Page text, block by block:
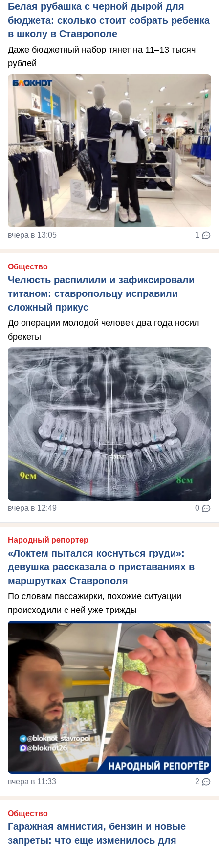
Белая рубашка с черной дырой для
бюджета: сколько стоит собрать ребенка
в школу в Ставрополе
Даже бюджетный набор тянет на 11–13 тысяч
рублей
вчера в 13:05 1
Общество
Челюсть распилили и зафиксировали
титаном: ставропольцу исправили
сложный прикус
До операции молодой человек два года носил
брекеты
вчера в 12:49 0
Народный репортер
«Локтем пытался коснуться груди»:
девушка рассказала о приставаниях в
маршрутках Ставрополя
По словам пассажирки, похожие ситуации
происходили с ней уже трижды
вчера в 11:33 2
Общество
Гаражная амнистия, бензин и новые
запреты: что еще изменилось для